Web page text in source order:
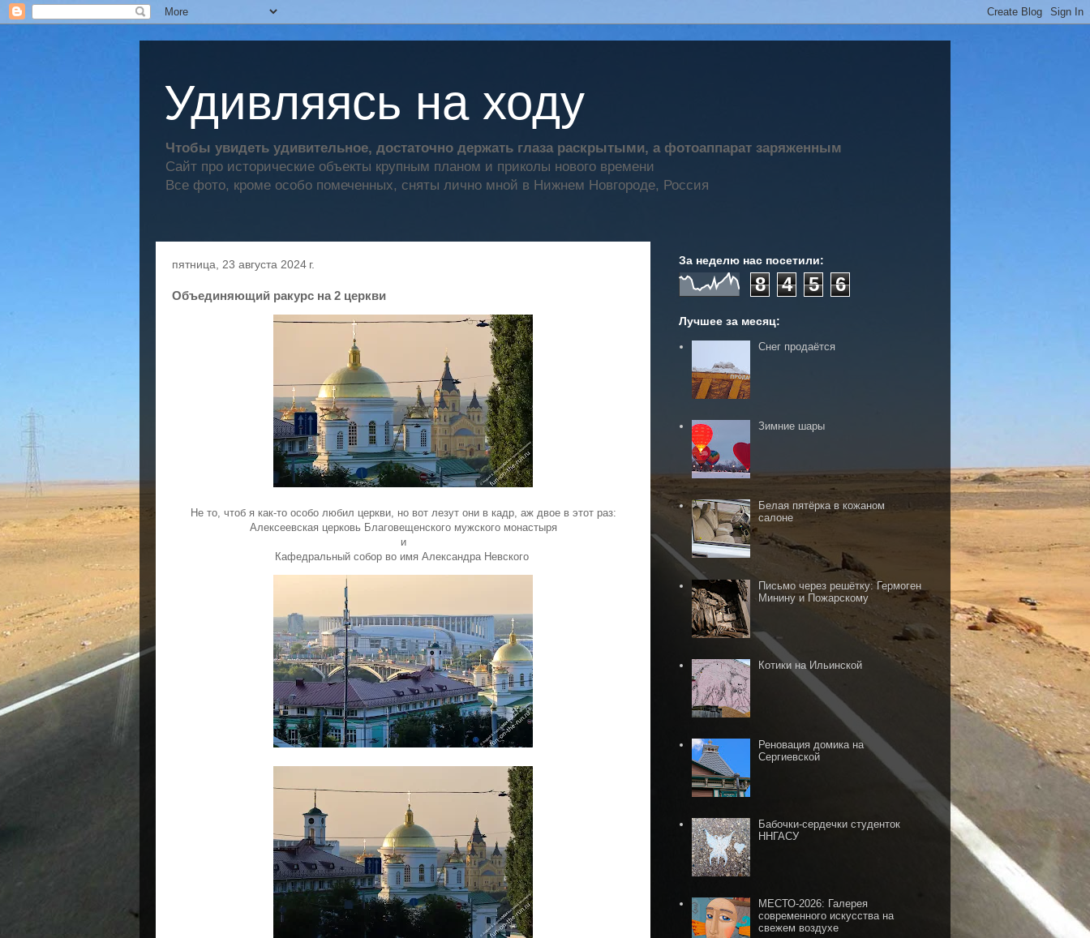
Удивляясь на ходу
Чтобы увидеть удивительное, достаточно держать глаза раскрытыми, а фотоаппарат заряженным
Сайт про исторические объекты крупным планом и приколы нового времени
Все фото, кроме особо помеченных, сняты лично мной в Нижнем Новгороде, Россия
пятница, 23 августа 2024 г.
Объединяющий ракурс на 2 церкви
Не то, чтоб я как-то особо любил церкви, но вот лезут они в кадр, аж двое в этот раз:
Алексеевская церковь Благовещенского мужского монастыря
и
Кафедральный собор во имя Александра Невского
За неделю нас посетили:
8 4 5 6
Лучшее за месяц:
Снег продаётся
Зимние шары
Белая пятёрка в кожаном
салоне
Письмо через решётку: Гермоген
Минину и Пожарскому
Котики на Ильинской
Реновация домика на
Сергиевской
Бабочки-сердечки студенток
ННГАСУ
МЕСТО-2026: Галерея
современного искусства на
свежем воздухе